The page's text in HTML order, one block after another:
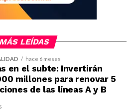
MÁS LEÍDAS
hace 6 meses
en el subte: Invertirán
millones para renovar 5
de las líneas A y B